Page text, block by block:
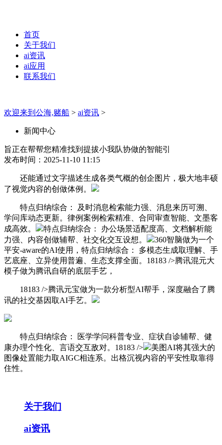
首页
关于我们
ai资讯
ai应用
联系我们
欢迎来到公海,赌船 > ai资讯 >
新闻中心
旨正在帮帮您精准找到提拔小我队协做的智能引
发布时间：2025-11-10 11:15
还能通过文字描述生成各类气概的创企图片，极大地丰硕
了视觉内容的创做体例。
特点归纳综合： 及时消息检索能力强、消息来历可溯、
学问库动态更新。律例案例检索精准、合同审查智能、文墨客
成高效。
特点归纳综合： 办公场景适配度高、文档解析能
力强、内容创做辅帮、社交化交互设想。
360智脑做为一个
平安-aware的AI使用，特点归纳综合： 多模态生成取理解、手
艺底座、立异使用普遍、生态支撑全面。18183 />腾讯混元大
模子做为腾讯自研的底层手艺，
18183 />腾讯元宝做为一款分析型AI帮手，深度融合了腾
讯的社交基因取AI手艺。
特点归纳综合： 医学学问科普专业、症状自诊辅帮、健
康办理个性化、言语交互敌对。18183 />
美图AI将其强大的
图像处置能力取AIGC相连系。出格沉视内容的平安性取靠得
住性。
关于我们
ai资讯